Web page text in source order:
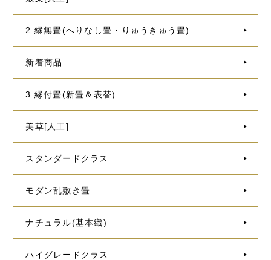
2.縁無畳(へりなし畳・りゅうきゅう畳)
新着商品
3.縁付畳(新畳＆表替)
美草[人工]
スタンダードクラス
モダン乱敷き畳
ナチュラル(基本織)
ハイグレードクラス